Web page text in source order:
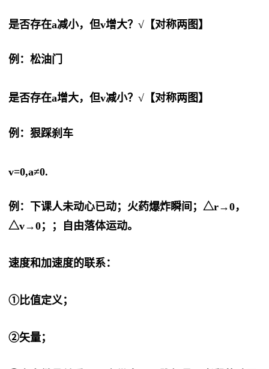
是否存在a减小，但v增大？√【对称两图】
例：松油门
是否存在a增大，但v减小？√【对称两图】
例：狠踩刹车
v=0,a≠0.
例：下课人未动心已动；火药爆炸瞬间；△r→0，
△v→0；；自由落体运动。
速度和加速度的联系：
①比值定义；
②矢量；